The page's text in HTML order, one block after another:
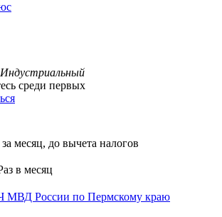
среди первых
за месяц, до вычета налогов
в месяц
России по Пермскому краю